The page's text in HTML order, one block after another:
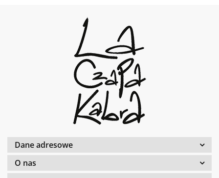
Dane adresowe
O nas